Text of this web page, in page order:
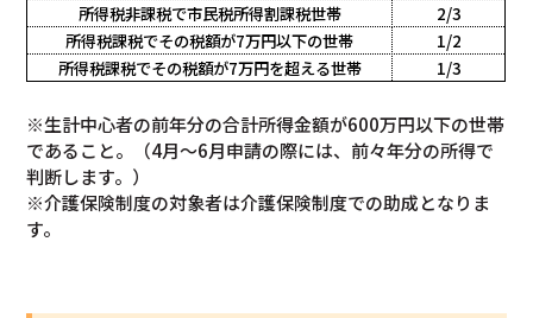
所得税非課税で市民税所得割課税世帯
2/3
所得税課税でその税額が7万円以下の世帯
1/2
所得税課税でその税額が7万円を超える世帯
1/3
※生計中心者の前年分の合計所得金額が600万円以下の世帯
であること。（4月～6月申請の際には、前々年分の所得で
判断します。）
※介護保険制度の対象者は介護保険制度での助成となりま
す。